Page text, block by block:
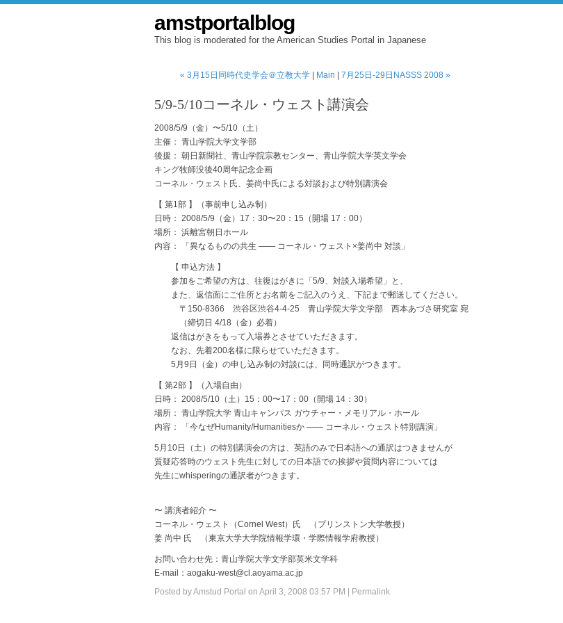
amstportalblog
This blog is moderated for the American Studies Portal in Japanese
« 3月15日同時代史学会＠立教大学| Main 7月25日-29日NASSS 2008 »
5/9-5/10コーネル・ウェスト講演会
2008/5/9（金）〜5/10（土）
主催： 青山学院大学文学部
後援： 朝日新聞社、青山学院宗教センター、青山学院大学英文学会
キング牧師没後40周年記念企画
コーネル・ウェスト氏、姜尚中氏による対談および特別講演会
【 第1部 】（事前申し込み制）
日時： 2008/5/9（金）17：30〜20：15（開場 17：00）
場所： 浜離宮朝日ホール
内容： 「異なるものの共生 —— コーネル・ウェスト×姜尚中 対談」
【 申込方法 】
参加をご希望の方は、往復はがきに「5/9、対談入場希望」と、
また、返信面にご住所とお名前をご記入のうえ、下記まで郵送してください。
〒150-8366 渋谷区渋谷4-4-25 青山学院大学文学部 西本あづさ研究室 宛
（締切日 4/18（金）必着）
返信はがきをもって入場券とさせていただきます。
なお、先着200名様に限らせていただきます。
5月9日（金）の申し込み制の対談には、同時通訳がつきます。
【 第2部 】（入場自由）
日時： 2008/5/10（土）15：00〜17：00（開場 14：30）
場所： 青山学院大学 青山キャンパス ガウチャー・メモリアル・ホール
内容： 「今なぜHumanity/Humanitiesか —— コーネル・ウェスト特別講演」
5月10日（土）の特別講演会の方は、英語のみで日本語への通訳はつきませんが
質疑応答時のウェスト先生に対しての日本語での挨拶や質問内容については
先生にwhisperingの通訳者がつきます。
〜 講演者紹介 〜
コーネル・ウェスト（Cornel West）氏 （プリンストン大学教授）
姜 尚中 氏 （東京大学大学院情報学環・学際情報学府教授）
お問い合わせ先：青山学院大学文学部英米文学科
E-mail：aogaku-west@cl.aoyama.ac.jp
Posted by Amstud Portal on April 3, 2008 03:57 PM
Permalink